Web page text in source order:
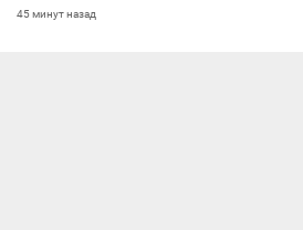
45 минут назад